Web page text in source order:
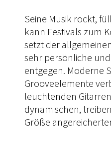
Seine Musik rockt,
kann Festivals zum
setzt der
sehr persönliche
entgegen. Moderne
Grooveelemente
leuchtenden
dynamischen,
Größe